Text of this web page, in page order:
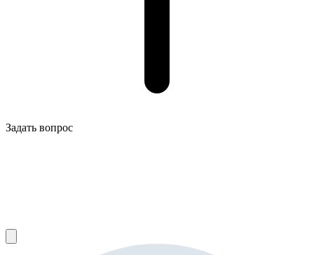
Задать вопрос